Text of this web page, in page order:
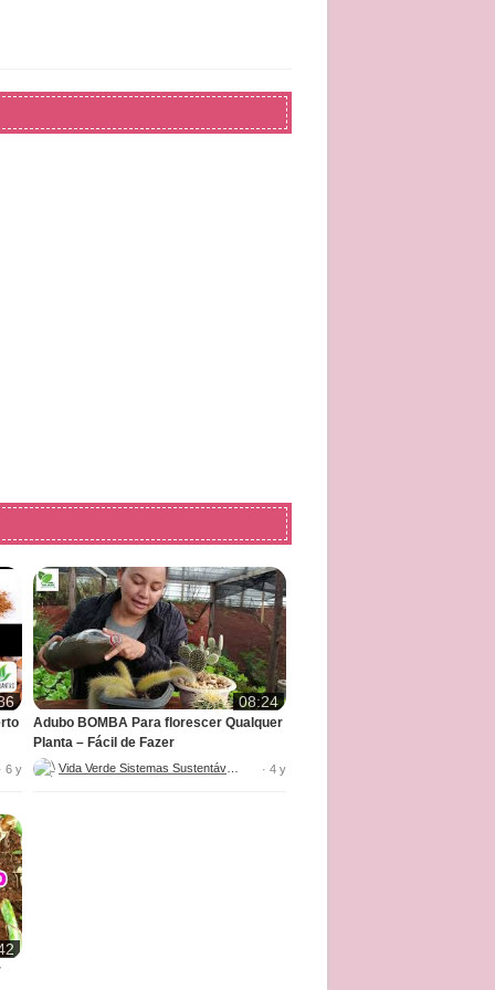
· 6 y
08:24
Adubo BOMBA Para florescer Qualquer
Planta – Fácil de Fazer
· 4 y